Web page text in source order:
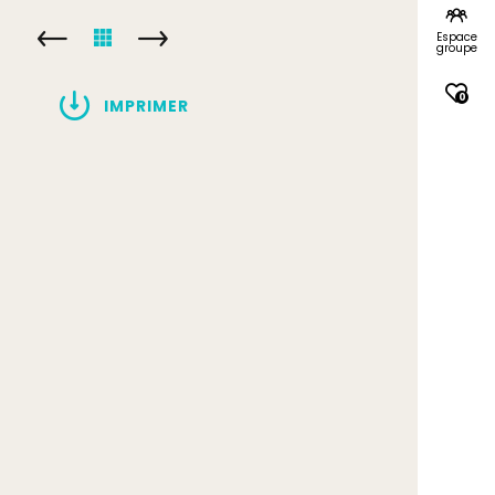
Espace
groupe
0
IMPRIMER